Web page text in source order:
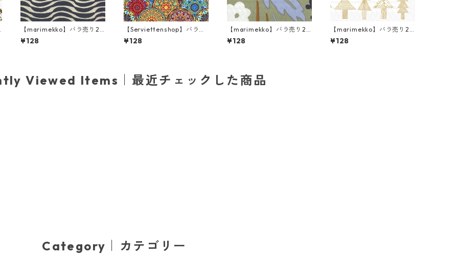
【marimekko】バラ売り2
枚 ランチサイズ ペーパーナ
プキン PALKO クリームxブ
¥128
【Serviettenshop】バラ売
り2枚 ランチサイズ ペーパ
ーナプキン Gothic Pattern
¥128
【marimekko】バラ売り2
枚 ランチサイズ ペーパーナ
プキン SUVI グリーン
¥128
【marimekko】バラ売り2
枚 ランチサイズ ペーパーナ
プキン KUUSIKOSSA ホワイ
¥128
Viewed Items｜最近チェックした商品
Category｜カテゴリー